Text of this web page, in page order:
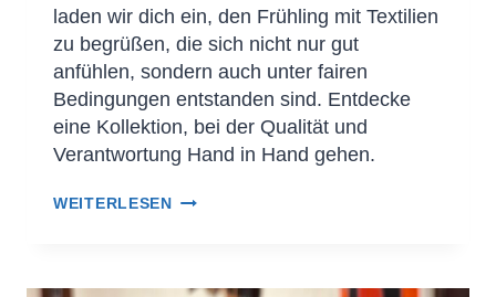
laden wir dich ein, den Frühling mit Textilien
zu begrüßen, die sich nicht nur gut
anfühlen, sondern auch unter fairen
Bedingungen entstanden sind. Entdecke
eine Kollektion, bei der Qualität und
Verantwortung Hand in Hand gehen.
WEITERLESEN